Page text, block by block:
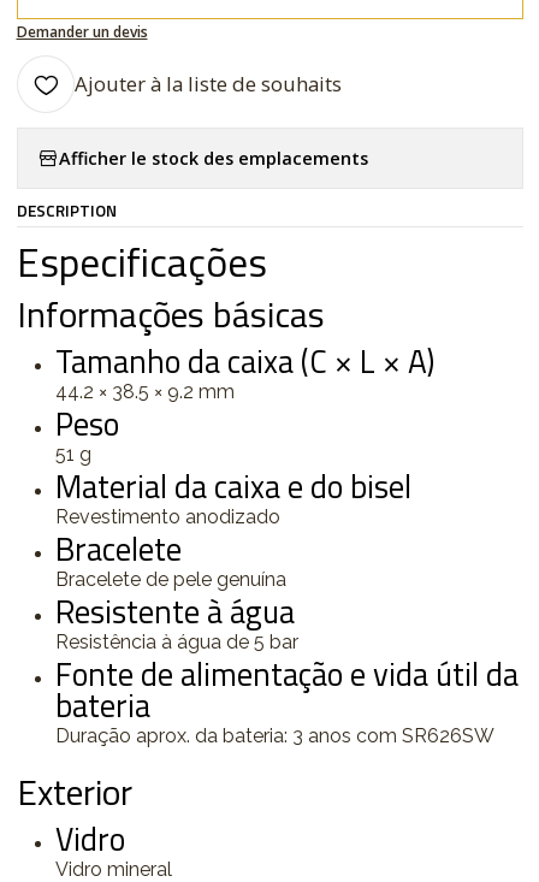
Demander un devis
Ajouter à la liste de souhaits
Afficher le stock des emplacements
DESCRIPTION
Especificações
Informações básicas
Tamanho da caixa (C × L × A)
44.2 × 38.5 × 9.2 mm
Peso
51 g
Material da caixa e do bisel
Revestimento anodizado
Bracelete
Bracelete de pele genuína
Resistente à água
Resistência à água de 5 bar
Fonte de alimentação e vida útil da
bateria
Duração aprox. da bateria: 3 anos com SR626SW
Exterior
Vidro
Vidro mineral